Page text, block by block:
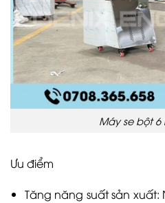
Máy se bột 6
Ưu điểm
Tăng năng suất sản